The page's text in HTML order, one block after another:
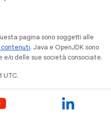
pagina sono soggetti alle
contenuti. Java e OpenJDK sono
o delle sue società consociate.